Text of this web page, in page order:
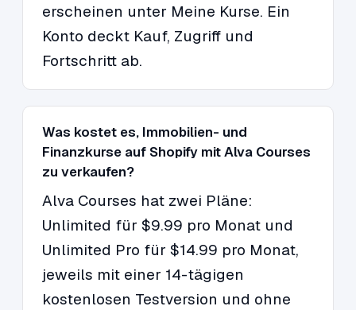
erscheinen unter Meine Kurse. Ein
Konto deckt Kauf, Zugriff und
Fortschritt ab.
Was kostet es, Immobilien- und
Finanzkurse auf Shopify mit Alva Courses
zu verkaufen?
Alva Courses hat zwei Pläne:
Unlimited für $9.99 pro Monat und
Unlimited Pro für $14.99 pro Monat,
jeweils mit einer 14-tägigen
kostenlosen Testversion und ohne